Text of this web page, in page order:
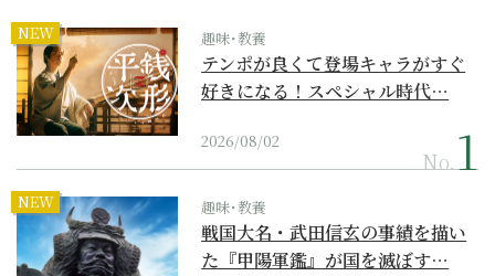
NEW 趣味･教養
テンポが良くて登場キャラがすぐ
好きになる！スペシャル時代…
2026/08/02
No.
NEW 趣味･教養
戦国大名・武田信玄の事績を描い
た『甲陽軍鑑』が国を滅ぼす…